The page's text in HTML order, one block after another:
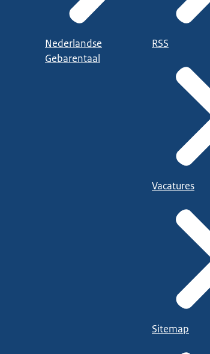
Nederlandse
Gebarentaal
RSS
Vacatures
Sitemap